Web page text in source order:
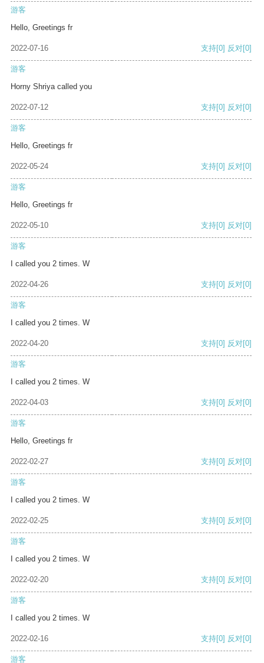
游客
Hello, Greetings fr
2022-07-16 支持[0] 反对[0]
游客
Horny Shriya called you
2022-07-12 支持[0] 反对[0]
游客
Hello, Greetings fr
2022-05-24 支持[0] 反对[0]
游客
Hello, Greetings fr
2022-05-10 支持[0] 反对[0]
游客
I called you 2 times. W
2022-04-26 支持[0] 反对[0]
游客
I called you 2 times. W
2022-04-20 支持[0] 反对[0]
游客
I called you 2 times. W
2022-04-03 支持[0] 反对[0]
游客
Hello, Greetings fr
2022-02-27 支持[0] 反对[0]
游客
I called you 2 times. W
2022-02-25 支持[0] 反对[0]
游客
I called you 2 times. W
2022-02-20 支持[0] 反对[0]
游客
I called you 2 times. W
2022-02-16 支持[0] 反对[0]
游客